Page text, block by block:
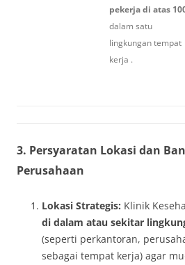
pekerja di atas
dalam satu
lingkungan tempat
kerja .
3. Persyaratan Lokasi dan
Perusahaan
Lokasi Strategis: Klinik
di dalam atau sekitar
(seperti perkantoran,
sebagai tempat kerja) agar